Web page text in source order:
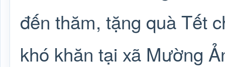
đến thăm, tặng quà Tết
khó khăn tại xã Mường